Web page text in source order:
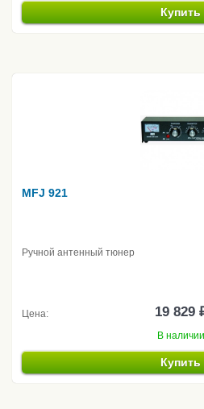
Купить
MFJ 921
Ручной антенный тюнер
Цена: 19 829
В наличии
Купить